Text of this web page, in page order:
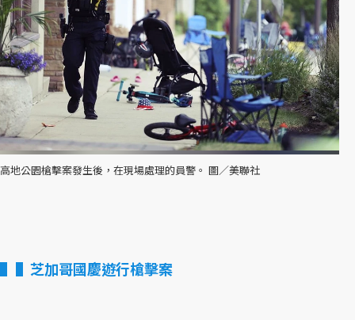
高地公園槍擊案發生後，在現場處理的員警。 圖／美聯社
▌芝加哥國慶遊行槍擊案